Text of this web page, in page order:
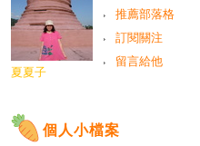
推薦部落格
訂閱關注
留言給他
夏夏子
個人小檔案